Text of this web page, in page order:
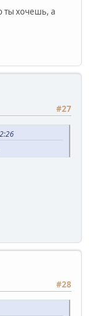
ты хочешь, а
#27
#28